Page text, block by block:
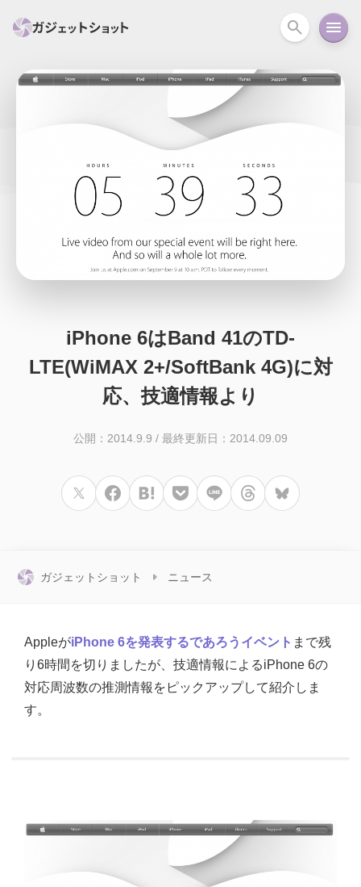
PC関連 カメラ
スマートホーム アクションカメラ
iPhone Android
ニュース オーディオ 周辺機器
iPhone 6はBand 41のTD-
LTE(WiMAX 2+/SoftBank 4G)に対
応、技適情報より
公開：2014.9.9 / 最終更新日：2014.09.09
ガジェットショット ニュース
AppleがiPhone 6を発表するであろうイベント まで残
り6時間を切りましたが、技適情報によるiPhone 6の
対応周波数の推測情報をピックアップして紹介しま
す。